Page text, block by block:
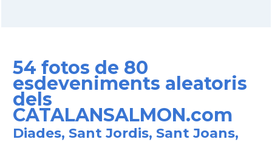
54 fotos de 80
esdeveniments aleatoris
dels
CATALANSALMON.com
Diades, Sant Jordis, Sant Joans,